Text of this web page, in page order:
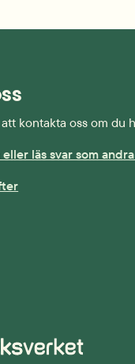
kontakta oss om du
läs svar som